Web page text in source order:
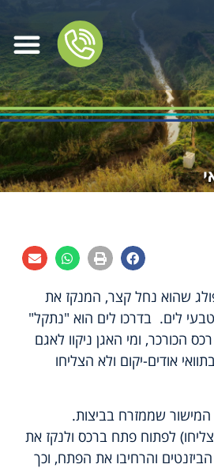
שהוא נחל קצר, המנקז את
לים. בדרכו לים הוא "נתקל"
הכורכר, ומי האגן ניקוו לאגם
אודים-יקום ולא הצליחו
שממזרח בביצות.
לפתוח פתח ברכס ולנקז את
והרחיבו את הפתח, וכך